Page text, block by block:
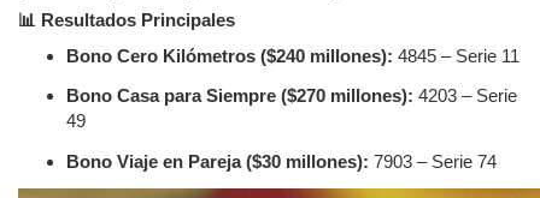
📊 Resultados Principales
Bono Cero Kilómetros ($240 millones): 4845 – Serie 11
Bono Casa para Siempre ($270 millones): 4203 – Serie
49
Bono Viaje en Pareja ($30 millones): 7903 – Serie 74